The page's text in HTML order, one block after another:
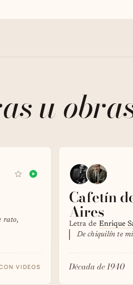
u
rato,
VIDEOS
Cafetín
Aires
Letra de Enrique
De chiquilín te
Década de 1940